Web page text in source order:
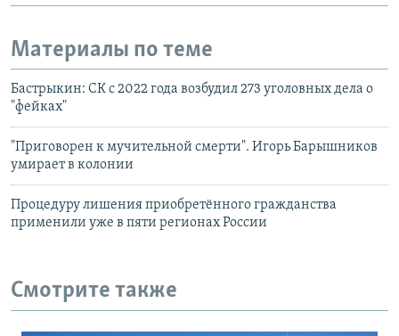
Материалы по теме
Бастрыкин: СК с 2022 года возбудил 273 уголовных дела о
"фейках"
"Приговорен к мучительной смерти". Игорь Барышников
умирает в колонии
Процедуру лишения приобретённого гражданства
применили уже в пяти регионах России
Смотрите также